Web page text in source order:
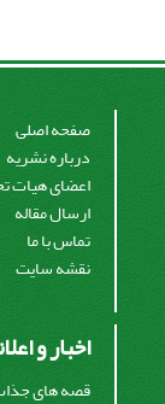
صفحه اصلی
درباره نشریه
اعضای هیات
ارسال مقاله
تماس با ما
نقشه سایت
اخبار و
قصه های